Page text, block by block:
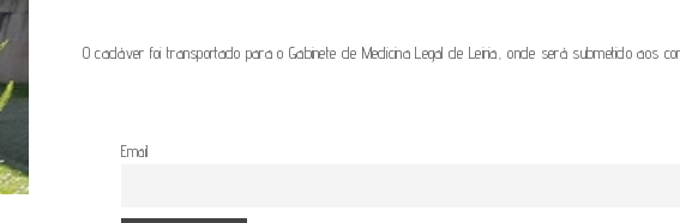
O cadáver foi transportado para o Gabinete de Medicina Legal de Leiria, onde será submetido aos
Email